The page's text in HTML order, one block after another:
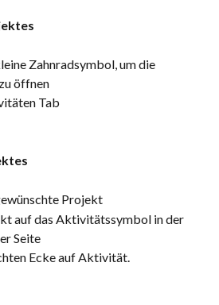
Zahnradsymbol, um die
öffnen
Tab
Projekt
Seite
Ecke auf Aktivität.